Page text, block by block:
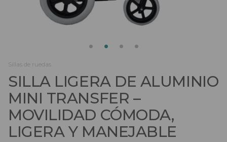
Sillas de ruedas
SILLA LIGERA DE ALUMINIO
MINI TRANSFER –
MOVILIDAD CÓMODA,
LIGERA Y MANEJABLE
Salvaescaleras
Sillas de ruedas eléctricas
Sistemas de sujeción